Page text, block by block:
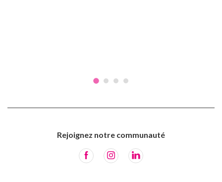
Rejoignez notre communauté